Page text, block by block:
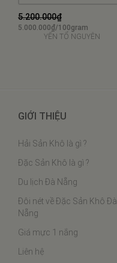
5.200.000₫
5.000.000₫/100gram
YẾN TỔ NGUYÊN
GIỚI THIỆU
Hải Sản Khô là gì ?
Đặc Sản Khô là gì ?
Du lịch Đà Nẵng
Đôi nét về Đặc Sản Khô Đà
Nẵng
Giá mực 1 nắng
Liên hệ